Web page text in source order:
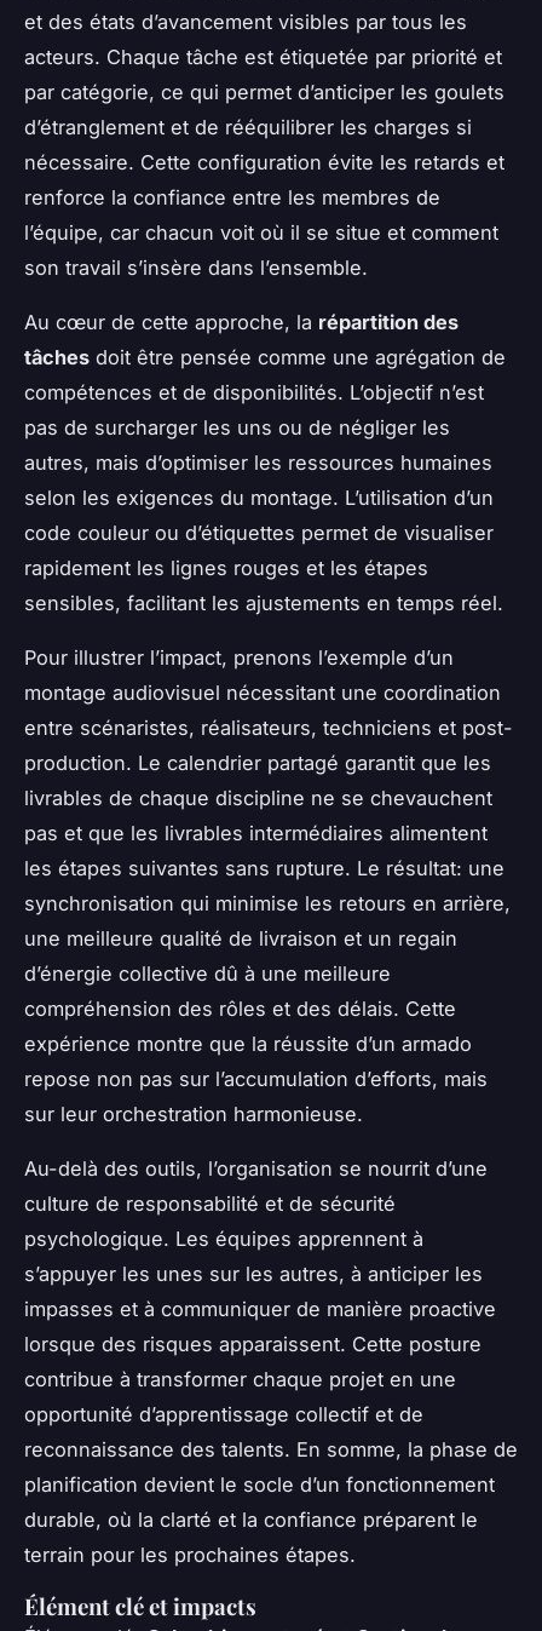
et des états d’avancement visibles par tous les
acteurs. Chaque tâche est étiquetée par priorité et
par catégorie, ce qui permet d’anticiper les goulets
d’étranglement et de rééquilibrer les charges si
nécessaire. Cette configuration évite les retards et
renforce la confiance entre les membres de
l’équipe, car chacun voit où il se situe et comment
son travail s’insère dans l’ensemble.
Au cœur de cette approche, la répartition des
tâches doit être pensée comme une agrégation de
compétences et de disponibilités. L’objectif n’est
pas de surcharger les uns ou de négliger les
autres, mais d’optimiser les ressources humaines
selon les exigences du montage. L’utilisation d’un
code couleur ou d’étiquettes permet de visualiser
rapidement les lignes rouges et les étapes
sensibles, facilitant les ajustements en temps réel.
Pour illustrer l’impact, prenons l’exemple d’un
montage audiovisuel nécessitant une coordination
entre scénaristes, réalisateurs, techniciens et post-
production. Le calendrier partagé garantit que les
livrables de chaque discipline ne se chevauchent
pas et que les livrables intermédiaires alimentent
les étapes suivantes sans rupture. Le résultat: une
synchronisation qui minimise les retours en arrière,
une meilleure qualité de livraison et un regain
d’énergie collective dû à une meilleure
compréhension des rôles et des délais. Cette
expérience montre que la réussite d’un armado
repose non pas sur l’accumulation d’efforts, mais
sur leur orchestration harmonieuse.
Au-delà des outils, l’organisation se nourrit d’une
culture de responsabilité et de sécurité
psychologique. Les équipes apprennent à
s’appuyer les unes sur les autres, à anticiper les
impasses et à communiquer de manière proactive
lorsque des risques apparaissent. Cette posture
contribue à transformer chaque projet en une
opportunité d’apprentissage collectif et de
reconnaissance des talents. En somme, la phase de
planification devient le socle d’un fonctionnement
durable, où la clarté et la confiance préparent le
terrain pour les prochaines étapes.
Élément clé et impacts